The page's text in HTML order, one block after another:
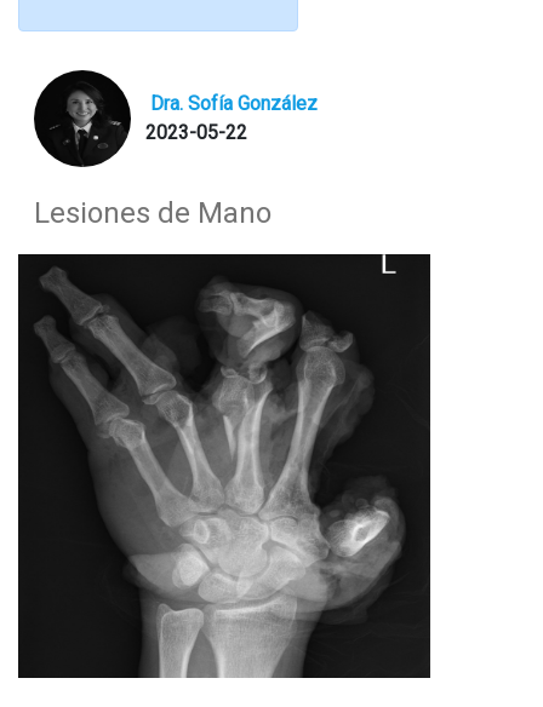
Dra. Sofía González
2023-05-22
Lesiones de Mano